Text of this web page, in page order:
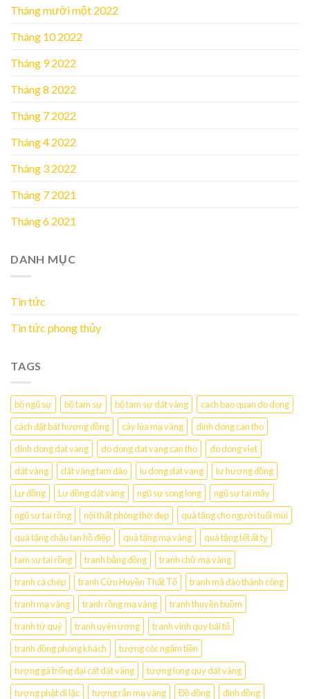
Tháng mười một 2022
Tháng 10 2022
Tháng 9 2022
Tháng 8 2022
Tháng 7 2022
Tháng 4 2022
Tháng 3 2022
Tháng 7 2021
Tháng 6 2021
DANH MỤC
Tin tức
Tin tức phong thủy
TAGS
bộ ngũ sự bộ tam sự bộ tam sự dát vàng
cach bao quan do dong
cách đặt bát hương đồng
cây lúa mạ vàng
dinh dong can tho
dinh dong dat vang
do dong dat vang can tho
do dong viet
dát vàng
dát vàng tam đảo lu dong dat vang
lư hương đồng
Lư đồng
Lư đồng dát vàng ngũ sự song long
ngũ sự tai mây
ngũ sự tai rồng
nội thất phòng thờ đẹp
quà tặng cho người tuổi mùi
quà tặng chậu lan hồ điệp
quà tặng mạ vàng
quà tặng tết ất tỵ
tam sự tai rồng
tranh bằng đồng
tranh chữ mạ vàng
tranh cá chép
tranh Cửu Huyền Thất Tổ
tranh mã đáo thành công
tranh mạ vàng
tranh rồng mạ vàng
tranh thuyền buồm
tranh tứ quý
tranh uyên ương
tranh vinh quy bái tổ
tranh đồng phòng khách
tượng cóc ngậm tiền
tượng gà trống đại cát dát vàng
tượng long quy dát vàng
tượng phật di lặc
tượng rắn mạ vàng Đồ đồng đỉnh đồng